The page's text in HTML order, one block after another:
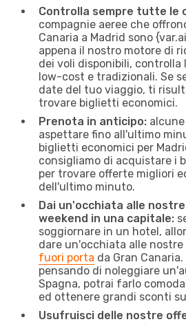
Controlla sempre tutte le
compagnie aeree che
Canaria a Madrid sono
appena il nostro motore di
dei voli disponibili, controlla
low-cost e tradizionali. Se
date del tuo viaggio, ti
trovare biglietti economici.
Prenota in anticipo:
aspettare fino all'ultimo
biglietti economici per
consigliamo di acquistare i
per trovare offerte migliori
dell'ultimo minuto.
Dai un'occhiata alle
weekend in una capitale:
soggiornare in un hotel,
dare un'occhiata alle
fuori porta da Gran
pensando di noleggiare
Spagna, potrai farlo
ed ottenere grandi sconti
Usufruisci delle nostre